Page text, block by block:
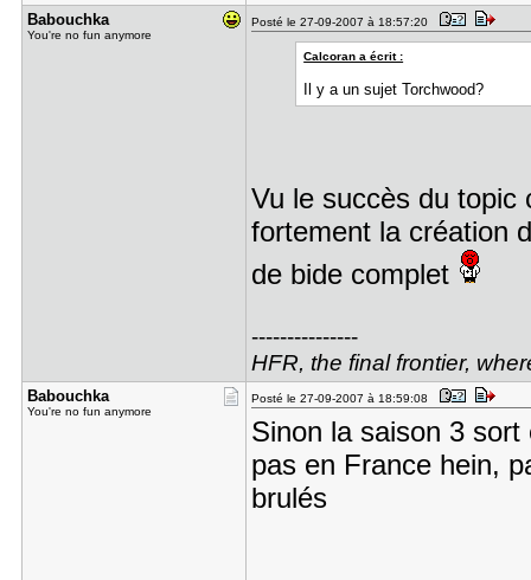
Babouchka
You're no fun anymore
Posté le 27-09-2007 à 18:57:20
Calcoran a écrit :
Il y a un sujet Torchwood?
Vu le succès du topic
fortement la création
de bide complet
---------------
HFR, the final frontier,
Babouchka
You're no fun anymore
Posté le 27-09-2007 à 18:59:08
Sinon la saison 3
pas en France hein,
brulés